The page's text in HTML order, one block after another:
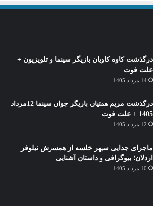
درگذشت کاوه کاویان بازیگر سینما و تلویزیون +
علت فوت
14 مرداد 1405
درگذشت مریم همتیان بازیگر جوان سینما 12مرداد
1405 + علت فوت
12 مرداد 1405
ماجرای جدایی سپهر خلسه از همسرش نیلوفر
اردلان؛ بیوگرافی و داستان آشنایی
10 مرداد 1405